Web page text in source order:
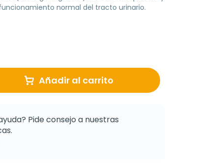
normal del tracto urinario.
Añadir al carrito
Pide consejo a nuestras